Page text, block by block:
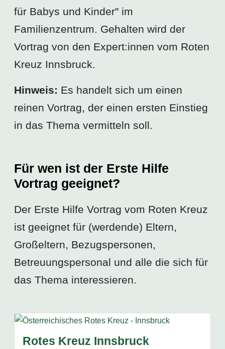
für Babys und Kinder" im
Familienzentrum. Gehalten wird der
Vortrag von den Expert:innen vom Roten
Kreuz Innsbruck.
Hinweis: Es handelt sich um einen
reinen Vortrag, der einen ersten Einstieg
in das Thema vermitteln soll.
Für wen ist der Erste Hilfe
Vortrag geeignet?
Der Erste Hilfe Vortrag vom Roten Kreuz
ist geeignet für (werdende) Eltern,
Großeltern, Bezugspersonen,
Betreuungspersonal und alle die sich für
das Thema interessieren.
Rotes Kreuz Innsbruck